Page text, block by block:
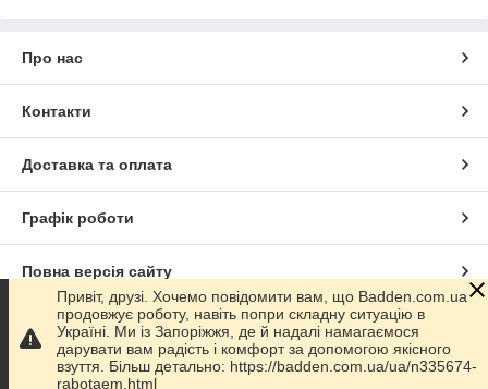
Про нас
Контакти
Доставка та оплата
Графік роботи
Повна версія сайту
Сайт створено на маркетплейсіProm.ua
Політика конфіденційності
Привіт, друзі. Хочемо повідомити вам, що Badden.com.ua
продовжує роботу, навіть попри складну ситуацію в
Україні. Ми із Запоріжжя, де й надалі намагаємося
дарувати вам радість і комфорт за допомогою якісного
взуття. Більш детально: https://badden.com.ua/ua/n335674-
rabotaem.html